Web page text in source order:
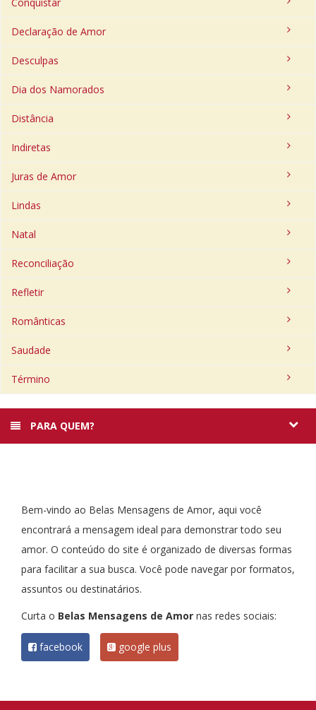
Declaração de Amor
Desculpas
Dia dos Namorados
Distância
Indiretas
Juras de Amor
Lindas
Natal
Reconciliação
Refletir
Românticas
Saudade
Término
PARA QUEM?
Bem-vindo ao Belas Mensagens de Amor, aqui você
encontrará a mensagem ideal para demonstrar todo seu
amor. O conteúdo do site é organizado de diversas formas
para facilitar a sua busca. Você pode navegar por formatos,
assuntos ou destinatários.
Curta o Belas Mensagens de Amor nas redes sociais:
facebook google plus